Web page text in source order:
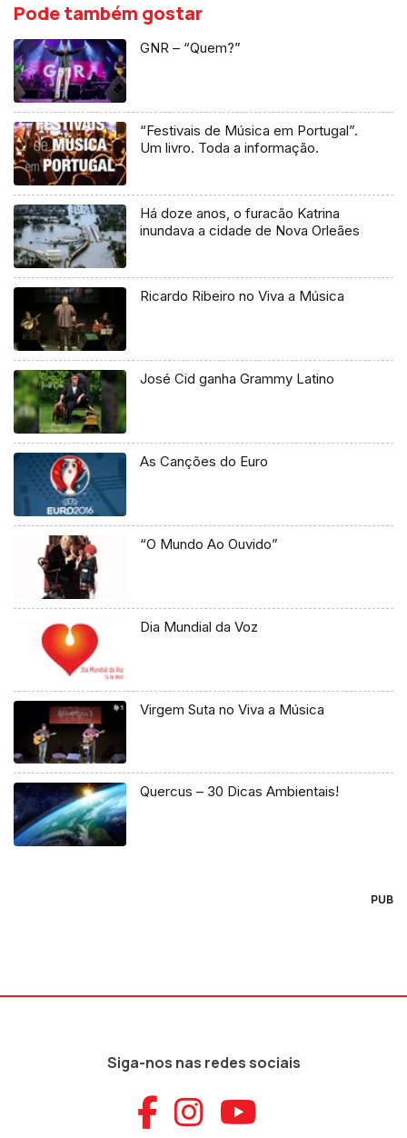
Pode também gostar
GNR – “Quem?”
“Festivais de Música em Portugal”.
Um livro. Toda a informação.
Há doze anos, o furacão Katrina
inundava a cidade de Nova Orleães
Ricardo Ribeiro no Viva a Música
José Cid ganha Grammy Latino
As Canções do Euro
“O Mundo Ao Ouvido”
Dia Mundial da Voz
Virgem Suta no Viva a Música
Quercus – 30 Dicas Ambientais!
PUB
Siga-nos nas redes sociais
Aceder ao
Aceder ao
Aceder